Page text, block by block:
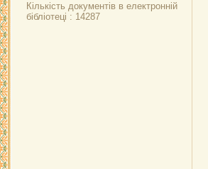
Кількість документів в електронній
бібліотеці : 14287